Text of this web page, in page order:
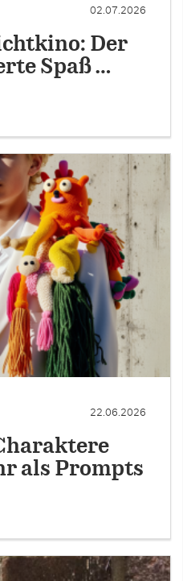
02.07.2026
Der
Spaß …
22.06.2026
als Prompts